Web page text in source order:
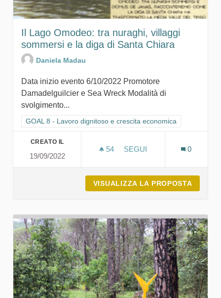
Il Lago Omodeo: tra nuraghi, villaggi
sommersi e la diga di Santa Chiara
Daniela Madau
Data inizio evento 6/10/2022 Promotore
Damadelguilcier e Sea Wreck Modalità di
svolgimento...
Filtra i risultati per categoria: GOAL 8 - Lavoro dignitoso e
GOAL 8 - Lavoro dignitoso e crescita economica
CREATO IL
19/09/2022
54 54 SOSTENITORI
SEGUI
0
VISUALIZZA LA PROPOSTA